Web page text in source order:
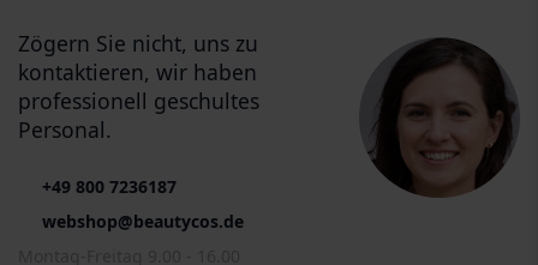
Zögern Sie nicht, uns zu
kontaktieren, wir haben
professionell geschultes
Personal.
+49 800 7236187
webshop@beautycos.de